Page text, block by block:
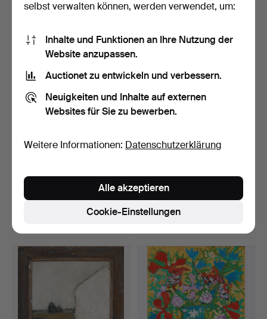
8 Gebote
48 Gebote
LAGE LÖFDAHL.
Leinwand…
Beendet 10. Mai 2026
NILS-FOLKE KNAFVE.
"Augustikväll", Öl auf …
Beendet 10. Mai 2026
30 Gebote
selbst verwalten können, werden verwendet, um:
Inhalte und Funktionen an Ihre Nutzung der
Website anzupassen.
Auctionet zu entwickeln und verbessern.
Neuigkeiten und Inhalte auf externen
Websites für Sie zu bewerben.
Weitere Informationen: Datenschutzerklärung
Cookie-Einstellungen
Alle akzeptieren